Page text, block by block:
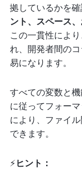
拠しているかを確
ント、スペース
この一貫性によ
れ、開発者間の
易になります。
すべての変数と
に従ってフォー
により、ファイ
できます。
⚡️ヒント：